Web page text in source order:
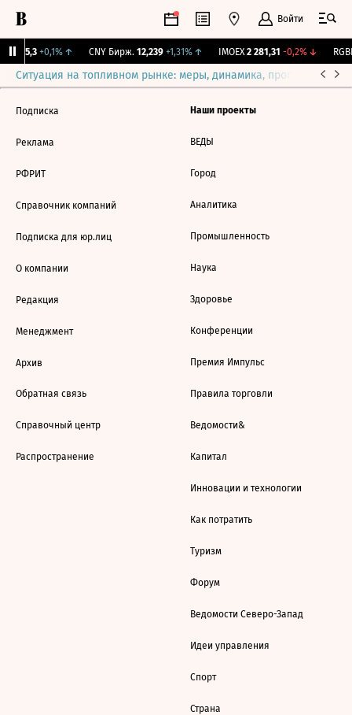
Войти
115,3 +0,1%↑ CNY Бирж. 12,239 +1,31%↑ IMOEX 2 281,31 -0,2%↓
Ситуация на топливном рынке: меры, динамика, прогнозы
Подписка
Реклама
РФРИТ
Справочник компаний
Подписка для юр.лиц
О компании
Редакция
Менеджмент
Архив
Обратная связь
Справочный центр
Распространение
Наши проекты
ВЕДЫ
Город
Аналитика
Промышленность
Наука
Здоровье
Конференции
Премия Импульс
Правила торговли
Ведомости&
Капитал
Инновации и технологии
Как потратить
Туризм
Форум
Ведомости Северо-Запад
Идеи управления
Спорт
Страна